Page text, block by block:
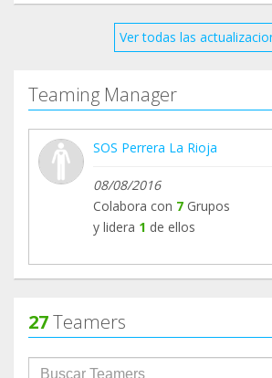
Ver todas las
Teaming Manager
SOS Perrera La Rioja
08/08/2016
Colabora con 7 Grupos
y lidera 1 de ellos
27Teamers